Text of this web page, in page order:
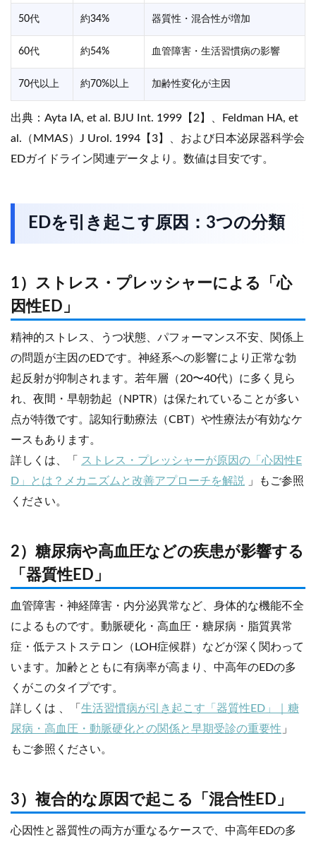
50代 約34% 器質性・混合性が増加
60代 約54% 血管障害・生活習慣病の影響
70代以上 約70%以上 加齢性変化が主因
出典：Ayta IA, et al. BJU Int. 1999【2】、Feldman HA, et
al.（MMAS）J Urol. 1994【3】、および日本泌尿器科学会
EDガイドライン関連データより。数値は目安です。
EDを引き起こす原因：3つの分類
1）ストレス・プレッシャーによる「心
因性ED」
精神的ストレス、うつ状態、パフォーマンス不安、関係上
の問題が主因のEDです。神経系への影響により正常な勃
起反射が抑制されます。若年層（20〜40代）に多く見ら
れ、夜間・早朝勃起（NPTR）は保たれていることが多い
点が特徴です。認知行動療法（CBT）や性療法が有効なケ
ースもあります。
詳しくは、「
ストレス・プレッシャーが原因の「心因性E
D」とは？メカニズムと改善アプローチを解説
」もご参照
ください。
2）糖尿病や高血圧などの疾患が影響する
「器質性ED」
血管障害・神経障害・内分泌異常など、身体的な機能不全
によるものです。動脈硬化・高血圧・糖尿病・脂質異常
症・低テストステロン（LOH症候群）などが深く関わって
います。加齢とともに有病率が高まり、中高年のEDの多
くがこのタイプです。
詳しくは 、「 生活習慣病が引き起こす「器質性ED」｜糖
尿病・高血圧・動脈硬化との関係と早期受診の重要性 」
もご参照ください。
3）複合的な原因で起こる「混合性ED」
心因性と器質性の両方が重なるケースで、中高年EDの多